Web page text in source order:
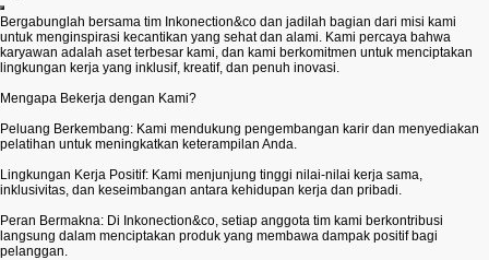
Bergabunglah bersama tim Inkonection&co dan jadilah bagian dari misi kami
untuk menginspirasi kecantikan yang sehat dan alami. Kami percaya bahwa
karyawan adalah aset terbesar kami, dan kami berkomitmen untuk menciptakan
lingkungan kerja yang inklusif, kreatif, dan penuh inovasi.
Mengapa Bekerja dengan Kami?
Peluang Berkembang: Kami mendukung pengembangan karir dan menyediakan
pelatihan untuk meningkatkan keterampilan Anda.
Lingkungan Kerja Positif: Kami menjunjung tinggi nilai-nilai kerja sama,
inklusivitas, dan keseimbangan antara kehidupan kerja dan pribadi.
Peran Bermakna: Di Inkonection&co, setiap anggota tim kami berkontribusi
langsung dalam menciptakan produk yang membawa dampak positif bagi
pelanggan.